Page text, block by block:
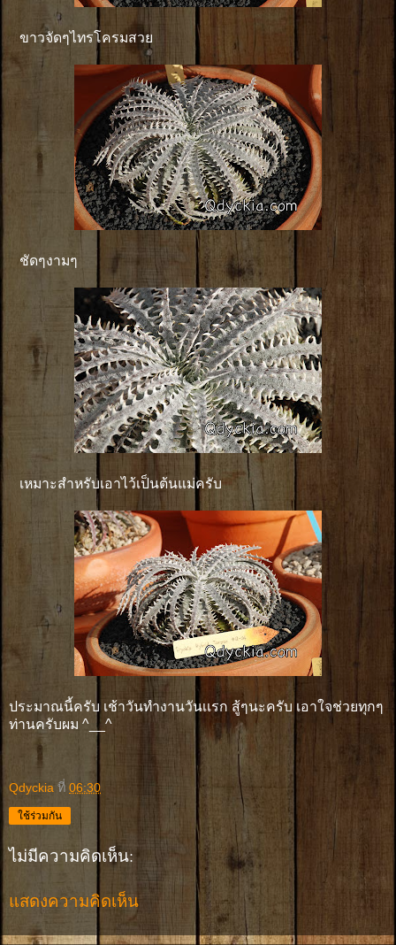
ขาวจัดๆไทรโครมสวย
ชัดๆงามๆ
เหมาะสำหรับเอาไว้เป็นต้นแม่ครับ
ประมาณนี้ครับ เช้าวันทำงานวันเเรก สู้ๆนะครับ เอาใจช่วยทุกๆ
ท่านครับผม ^__^
Qdyckia ที่ 06:30
ใช้ร่วมกัน
ไม่มีความคิดเห็น:
แสดงความคิดเห็น